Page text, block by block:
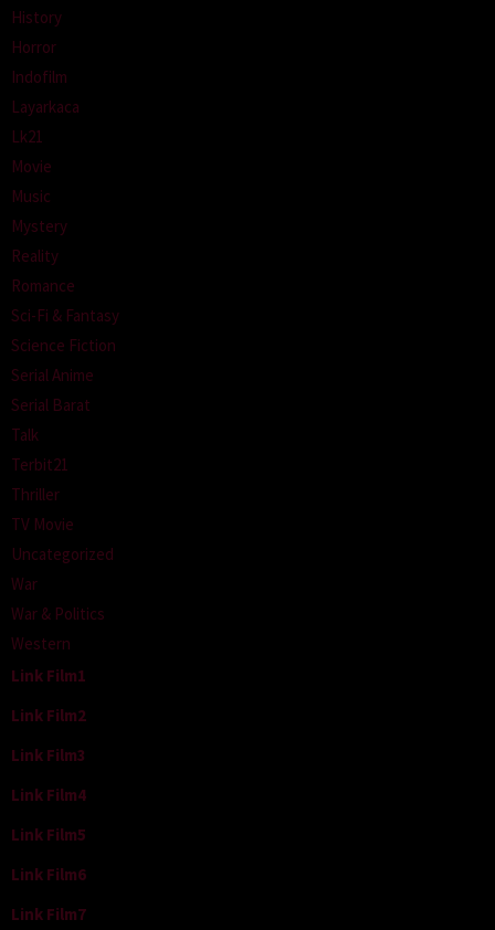
History
Horror
Indofilm
Layarkaca
Lk21
Movie
Music
Mystery
Reality
Romance
Sci-Fi & Fantasy
Science Fiction
Serial Anime
Serial Barat
Talk
Terbit21
Thriller
TV Movie
Uncategorized
War
War & Politics
Western
Link Film1
Link Film2
Link Film3
Link Film4
Link Film5
Link Film6
Link Film7